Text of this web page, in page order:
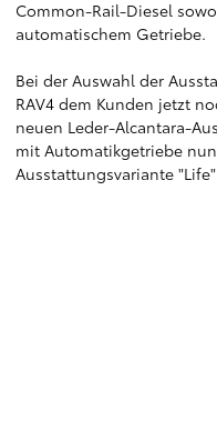
Common-Rail-Diesel
automatischem Getriebe.
Bei der Auswahl der
RAV4 dem Kunden jetzt
neuen Leder-Alcantara-
mit Automatikgetriebe
Ausstattungsvariante